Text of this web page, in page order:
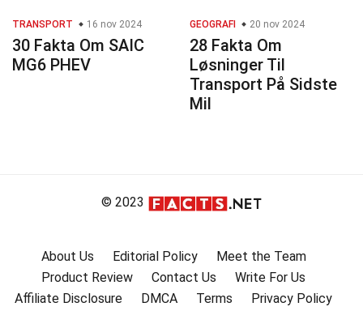
TRANSPORT 16 nov 2024
30 Fakta Om SAIC
MG6 PHEV
GEOGRAFI 20 nov 2024
28 Fakta Om
Løsninger Til
Transport På Sidste
Mil
© 2023
About Us Editorial Policy
Meet the Team
Product Review
Contact Us
Write For Us
Affiliate Disclosure
DMCA Terms
Privacy Policy